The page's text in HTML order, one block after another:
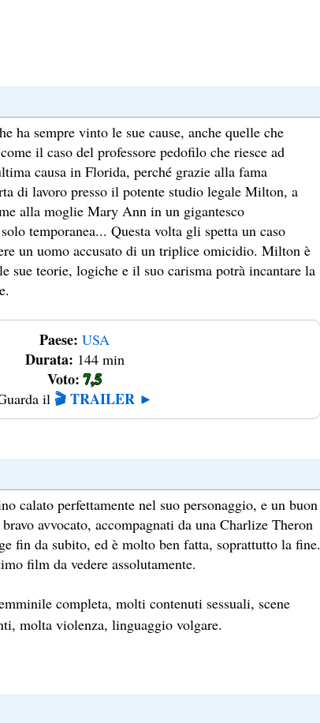
ha sempre vinto le sue cause, anche quelle che
il caso del professore pedofilo che riesce ad
causa in Florida, perché grazie alla fama
di lavoro presso il potente studio legale Milton, a
alla moglie Mary Ann in un gigantesco
temporanea... Questa volta gli spetta un caso
un uomo accusato di un triplice omicidio. Milton è
sue teorie, logiche e il suo carisma potrà incantare la
Paese: USA
Durata: 144 min
Voto: 7,5
il 🎬 TRAILER ►
calato perfettamente nel suo personaggio, e un buon
avvocato, accompagnati da una Charlize Theron
fin da subito, ed è molto ben fatta, soprattutto la fine.
film da vedere assolutamente.
completa, molti contenuti sessuali, scene
molta violenza, linguaggio volgare.